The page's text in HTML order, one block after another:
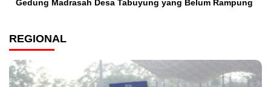
Gedung Madrasah Desa Tabuyung yang Belum Rampung
REGIONAL